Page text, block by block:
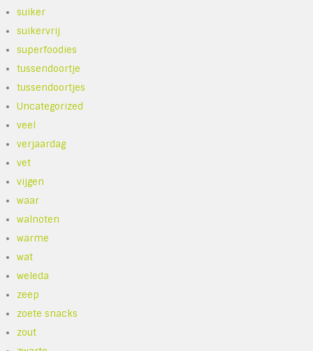
suiker
suikervrij
superfoodies
tussendoortje
tussendoortjes
Uncategorized
veel
verjaardag
vet
vijgen
waar
walnoten
warme
wat
weleda
zeep
zoete snacks
zout